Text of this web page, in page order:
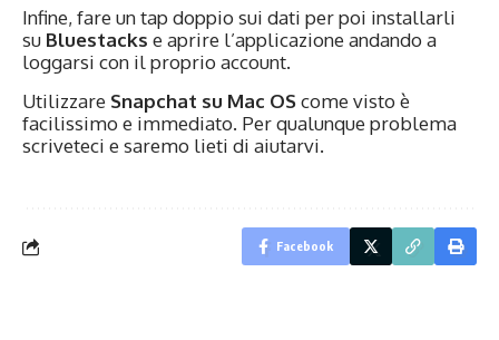
Infine, fare un tap doppio sui dati per poi installarli
su Bluestacks e aprire l’applicazione andando a
loggarsi con il proprio account.
Utilizzare Snapchat su Mac OScome visto è
facilissimo e immediato. Per qualunque problema
scriveteci e saremo lieti di aiutarvi.
Facebook